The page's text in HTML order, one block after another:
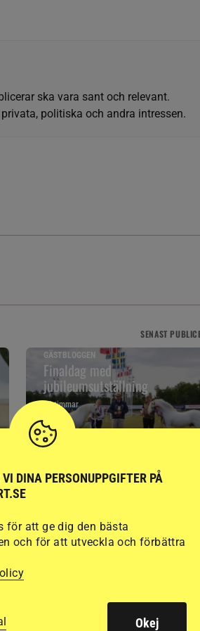
ska vara sant och relevant.
politiska och andra intressen.
SENAST
GÄSTBLOGGEN
Finaldag med
jubileumsutställning
14 timmar
DINA PERSONUPPGIFTER PÅ
för att ge dig den bästa
och för att utveckla och förbättra
Okej